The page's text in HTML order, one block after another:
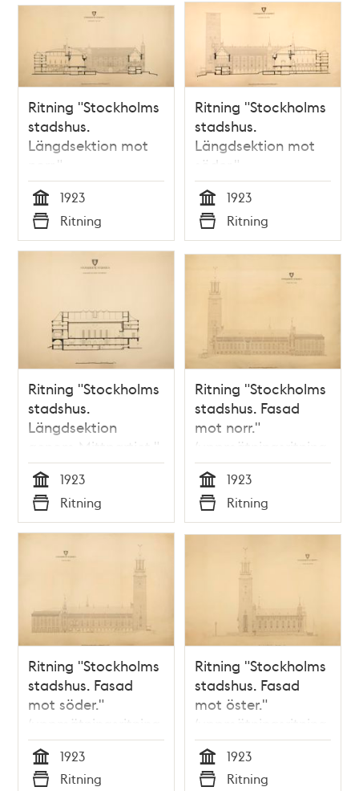
Ritning "Stockholms
stadshus.
Längdsektion mot
norr."
(uppmätningsritning
1923)
Tid
1923
Typ
Ritning
Ritning "Stockholms
stadshus.
Längdsektion mot
söder."
(uppmätningsritning
1923)
Tid
1923
Typ
Ritning
Ritning "Stockholms
stadshus.
Längdsektion
genom Mittpartiet."
(uppmätningsritning
1923)
Tid
1923
Typ
Ritning
Ritning "Stockholms
stadshus. Fasad
mot norr."
(uppmätningsritning
1923)
Tid
1923
Typ
Ritning
Ritning "Stockholms
stadshus. Fasad
mot söder."
(uppmätningsritning
1923)
Tid
1923
Ritning
Ritning "Stockholms
stadshus. Fasad
mot öster."
(uppmätningsritning
1923)
Tid
1923
Ritning